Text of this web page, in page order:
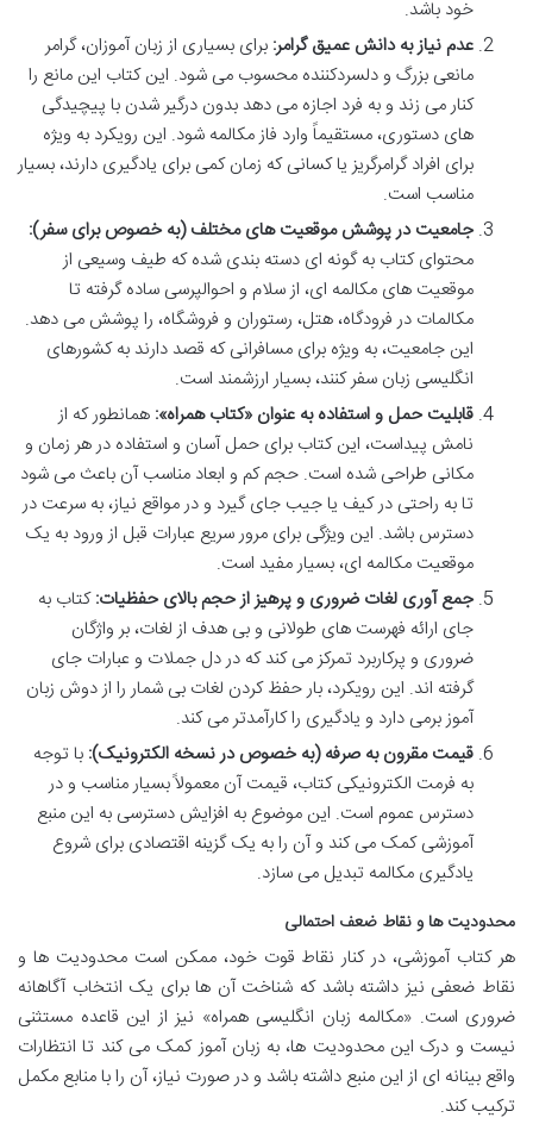
خود باشد.
عدم نیاز به دانش عمیق گرامر: برای بسیاری از زبان آموزان، گرامر
مانعی بزرگ و دلسردکننده محسوب می شود. این کتاب این مانع را
کنار می زند و به فرد اجازه می دهد بدون درگیر شدن با پیچیدگی
های دستوری، مستقیماً وارد فاز مکالمه شود. این رویکرد به ویژه
برای افراد گرامرگریز یا کسانی که زمان کمی برای یادگیری دارند، بسیار
مناسب است.
جامعیت در پوشش موقعیت های مختلف (به خصوص برای سفر):
محتوای کتاب به گونه ای دسته بندی شده که طیف وسیعی از
موقعیت های مکالمه ای، از سلام و احوالپرسی ساده گرفته تا
مکالمات در فرودگاه، هتل، رستوران و فروشگاه، را پوشش می دهد.
این جامعیت، به ویژه برای مسافرانی که قصد دارند به کشورهای
انگلیسی زبان سفر کنند، بسیار ارزشمند است.
قابلیت حمل و استفاده به عنوان «کتاب همراه»: همانطور که از
نامش پیداست، این کتاب برای حمل آسان و استفاده در هر زمان و
مکانی طراحی شده است. حجم کم و ابعاد مناسب آن باعث می شود
تا به راحتی در کیف یا جیب جای گیرد و در مواقع نیاز، به سرعت در
دسترس باشد. این ویژگی برای مرور سریع عبارات قبل از ورود به یک
موقعیت مکالمه ای، بسیار مفید است.
جمع آوری لغات ضروری و پرهیز از حجم بالای حفظیات:کتاب به
جای ارائه فهرست های طولانی و بی هدف از لغات، بر واژگان
ضروری و پرکاربرد تمرکز می کند که در دل جملات و عبارات جای
گرفته اند. این رویکرد، بار حفظ کردن لغات بی شمار را از دوش زبان
آموز برمی دارد و یادگیری را کارآمدتر می کند.
قیمت مقرون به صرفه (به خصوص در نسخه الکترونیک): با توجه
به فرمت الکترونیکی کتاب، قیمت آن معمولاً بسیار مناسب و در
دسترس عموم است. این موضوع به افزایش دسترسی به این منبع
آموزشی کمک می کند و آن را به یک گزینه اقتصادی برای شروع
یادگیری مکالمه تبدیل می سازد.
محدودیت ها و نقاط ضعف احتمالی
هر کتاب آموزشی، در کنار نقاط قوت خود، ممکن است محدودیت ها و
نقاط ضعفی نیز داشته باشد که شناخت آن ها برای یک انتخاب آگاهانه
ضروری است. «مکالمه زبان انگلیسی همراه» نیز از این قاعده مستثنی
نیست و درک این محدودیت ها، به زبان آموز کمک می کند تا انتظارات
واقع بینانه ای از این منبع داشته باشد و در صورت نیاز، آن را با منابع مکمل
ترکیب کند.